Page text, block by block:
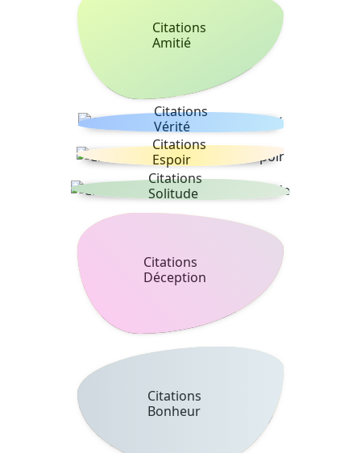
Citations
Amitié
Citations
Vérité
Citations
Espoir
Citations
Solitude
Citations
Déception
Citations
Bonheur